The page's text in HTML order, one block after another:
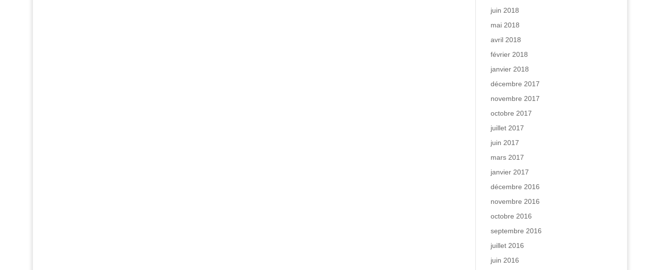
juin 2018
mai 2018
avril 2018
février 2018
janvier 2018
décembre 2017
novembre 2017
octobre 2017
juillet 2017
juin 2017
mars 2017
janvier 2017
décembre 2016
novembre 2016
octobre 2016
septembre 2016
juillet 2016
juin 2016